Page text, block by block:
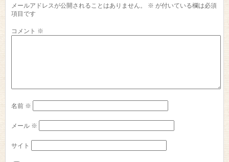
メールアドレスが公開されることはありません。 ※ が付いている欄は必須
項目です
コメント ※
名前 ※
メール ※
サイト